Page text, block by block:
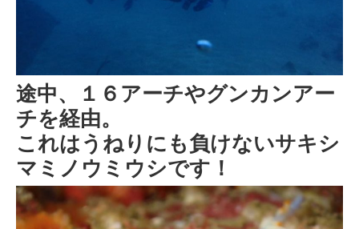
途中、１６アーチやグンカンアー
チを経由。
これはうねりにも負けないサキシ
マミノウミウシです！